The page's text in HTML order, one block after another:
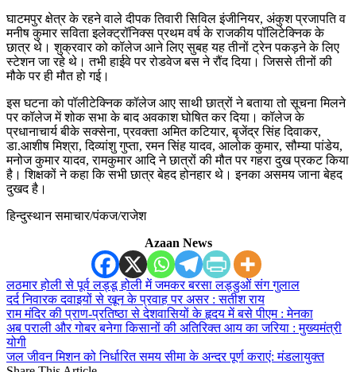
घाटमपुर क्षेत्र के रहने वाले दीपक तिवारी सिविल इंजीनियर, अंकुश प्रजापति व
मनीष कुमार सविता इलेक्ट्रॉनिक्स प्रथम वर्ष के राजकीय पॉलिटेक्निक के
छात्र थे। शुक्रवार को कॉलेज आने लिए सुबह यह तीनों ट्रेन पकड़ने के लिए
स्टेशन जा रहे थे। तभी हाईवे पर रोडवेज बस ने रौंद दिया। जिससे तीनों की
मौके पर ही मौत हो गई।
इस घटना को पॉलीटेक्निक कॉलेज आए साथी छात्रों ने बताया तो सूचना मिलने
पर कॉलेज में शोक सभा के बाद अवकाश घोषित कर दिया। कॉलेज के
प्रधानाचार्य बीके सक्सेना, प्रवक्ता अमित कटियार, बृजेंद्र सिंह दिवाकर,
डा.आशीष मिश्रा, दिव्यांशु गुप्ता, रमन सिंह यादव, आलोक कुमार, सौम्या पांडेय,
मनोज कुमार यादव, रामकुमार आदि ने छात्रों की मौत पर गहरा दुख प्रकट किया
है। शिक्षकों ने कहा कि सभी छात्र बेहद होनहार थे। इनका असमय जाना बेहद
दुखद है।
हिन्दुस्थान समाचार/पंकज/राजेश
Azaan News
लठमार होली से पूर्व लड्डू होली में जमकर बरसा लड्डुओं संग गुलाल
दर्द निवारक दवाइयों से खून के प्रवाह पर असर : सतीश राय
राम मंदिर की प्राण-प्रतिष्ठा से देशवासियों के हृदय में बसे पीएम : मेनका
अब पराली और गोबर बनेगा किसानों की अतिरिक्त आय का जरिया : मुख्यमंत्री
योगी
जल जीवन मिशन को निर्धारित समय सीमा के अन्दर पूर्ण कराएं: मंडलायुक्त